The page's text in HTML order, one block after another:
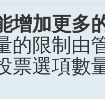
增加更多
的限制由
票選項數